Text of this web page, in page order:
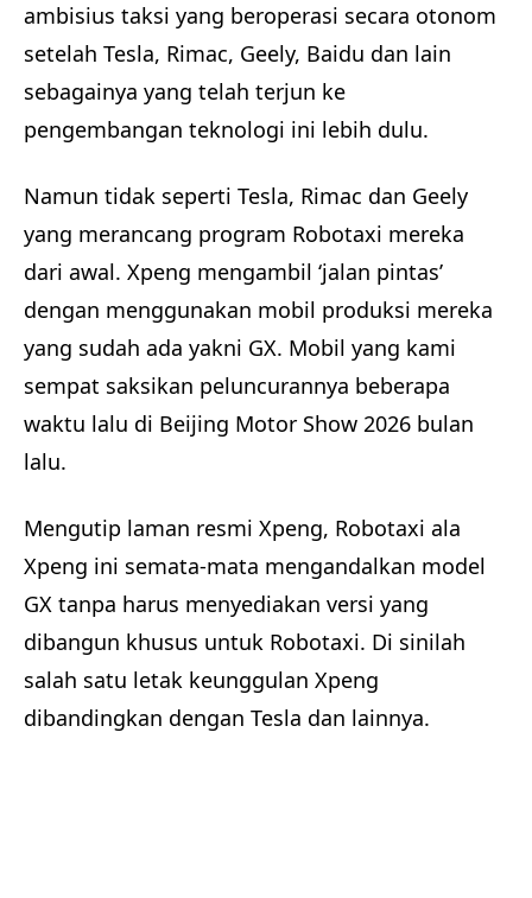
ambisius taksi yang beroperasi secara otonom
setelah Tesla, Rimac, Geely, Baidu dan lain
sebagainya yang telah terjun ke
pengembangan teknologi ini lebih dulu.
Namun tidak seperti Tesla, Rimac dan Geely
yang merancang program Robotaxi mereka
dari awal. Xpeng mengambil ‘jalan pintas’
dengan menggunakan mobil produksi mereka
yang sudah ada yakni GX. Mobil yang kami
sempat saksikan peluncurannya beberapa
waktu lalu di Beijing Motor Show 2026 bulan
lalu.
Mengutip laman resmi Xpeng, Robotaxi ala
Xpeng ini semata-mata mengandalkan model
GX tanpa harus menyediakan versi yang
dibangun khusus untuk Robotaxi. Di sinilah
salah satu letak keunggulan Xpeng
dibandingkan dengan Tesla dan lainnya.